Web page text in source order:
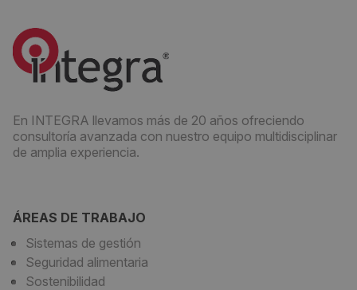
En INTEGRA llevamos más de 20 años ofreciendo
consultoría avanzada con nuestro equipo multidisciplinar
de amplia experiencia.
ÁREAS DE TRABAJO
Sistemas de gestión
Seguridad alimentaria
Sostenibilidad